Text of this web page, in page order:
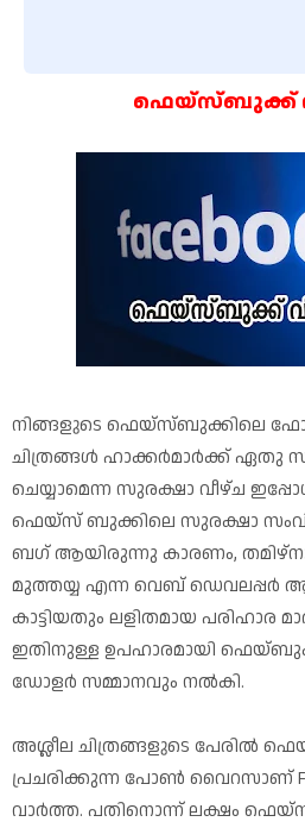
ഫെയ്സ്ബുക്ക്
നിങ്ങളുടെ ഫെയ്സ്ബുക്കിലെ
ചിത്രങ്ങൾ ഹാക്കർമാർക്ക് ഏതു
ചെയ്യാമെന്ന സുരക്ഷാ വീഴ്ച
ഫെയ്സ് ബുക്കിലെ സുരക്ഷാ
ബഗ് ആയിരുന്നു കാരണം,
മുത്തയ്യ എന്ന വെബ് ഡെവലപ്പർ
കാട്ടിയതും ലളിതമായ പരിഹാര
ഇതിനുള്ള ഉപഹാരമായി
ഡോളർ സമ്മാനവും നൽകി.
അശ്ലീല ചിത്രങ്ങളുടെ പേരിൽ
പ്രചരിക്കുന്ന പോൺ വൈറസാണ്
വാർത്ത. പതിനൊന്ന് ലക്ഷം